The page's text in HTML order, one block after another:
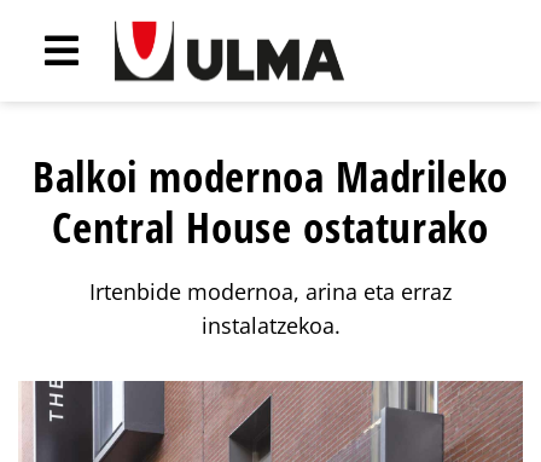
Balkoi modernoa Madrileko
Central House ostaturako
Irtenbide modernoa, arina eta erraz
instalatzekoa.